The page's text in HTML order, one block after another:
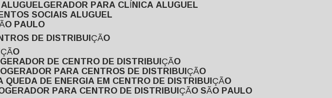
GERADOR PARA CLÍNICA ALUGUEL
SOCIAIS ALUGUEL
PAULO
DE DISTRIBUIÇÃO
GERADOR DE CENTRO DE DISTRIBUIÇÃO
GERADOR PARA CENTROS DE DISTRIBUIÇÃO
QUEDA DE ENERGIA EM CENTRO DE DISTRIBUIÇÃO
GERADOR PARA CENTRO DE DISTRIBUIÇÃO SÃO PAULO